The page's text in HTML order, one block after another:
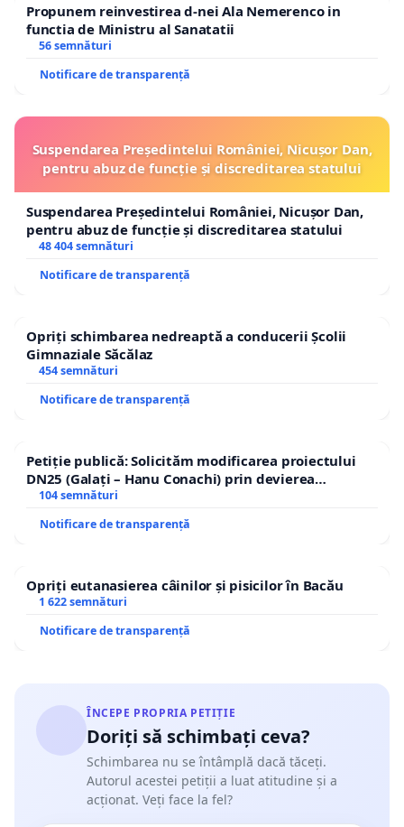
Propunem reinvestirea d-nei Ala Nemerenco in
functia de Ministru al Sanatatii
56 semnături
Notificare de transparență
Suspendarea Președintelui României, Nicușor Dan,
pentru abuz de funcție și discreditarea statului
Suspendarea Președintelui României, Nicușor Dan,
pentru abuz de funcție și discreditarea statului
48 404 semnături
Notificare de transparență
Opriți schimbarea nedreaptă a conducerii Școlii
Gimnaziale Săcălaz
454 semnături
Notificare de transparență
Petiție publică: Solicităm modificarea proiectului
DN25 (Galați – Hanu Conachi) prin devierea
traseului în afara localităților!
104 semnături
Notificare de transparență
Opriți eutanasierea câinilor și pisicilor în Bacău
1 622 semnături
Notificare de transparență
ÎNCEPE PROPRIA PETIȚIE
Doriți să schimbați ceva?
Schimbarea nu se întâmplă dacă tăceți.
Autorul acestei petiții a luat atitudine și a
acționat. Veți face la fel?